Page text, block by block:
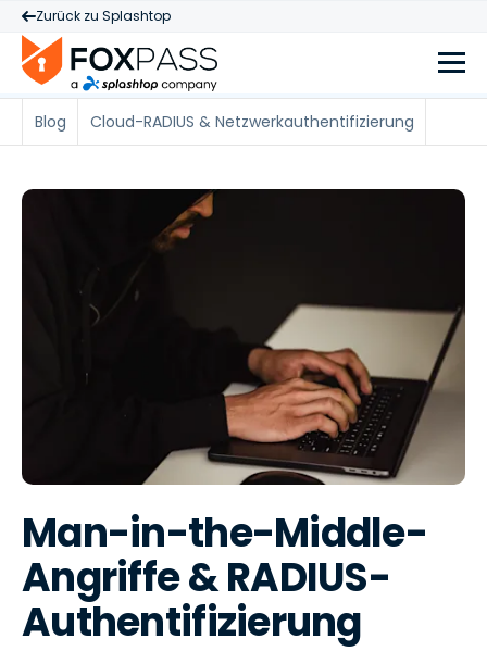
Zurück zu Splashtop
Blog Cloud-RADIUS & Netzwerkauthentifizierung
Man-in-the-Middle-
Angriffe & RADIUS-
Authentifizierung